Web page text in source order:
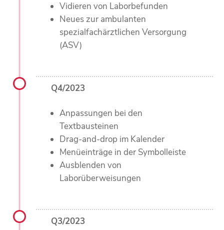
Vidieren von Laborbefunden
Neues zur ambulanten
spezialfachärztlichen Versorgung
(ASV)
Q4/2023
Anpassungen bei den
Textbausteinen
Drag-and-drop im Kalender
Menüeinträge in der Symbolleiste
Ausblenden von
Laborüberweisungen
Q3/2023